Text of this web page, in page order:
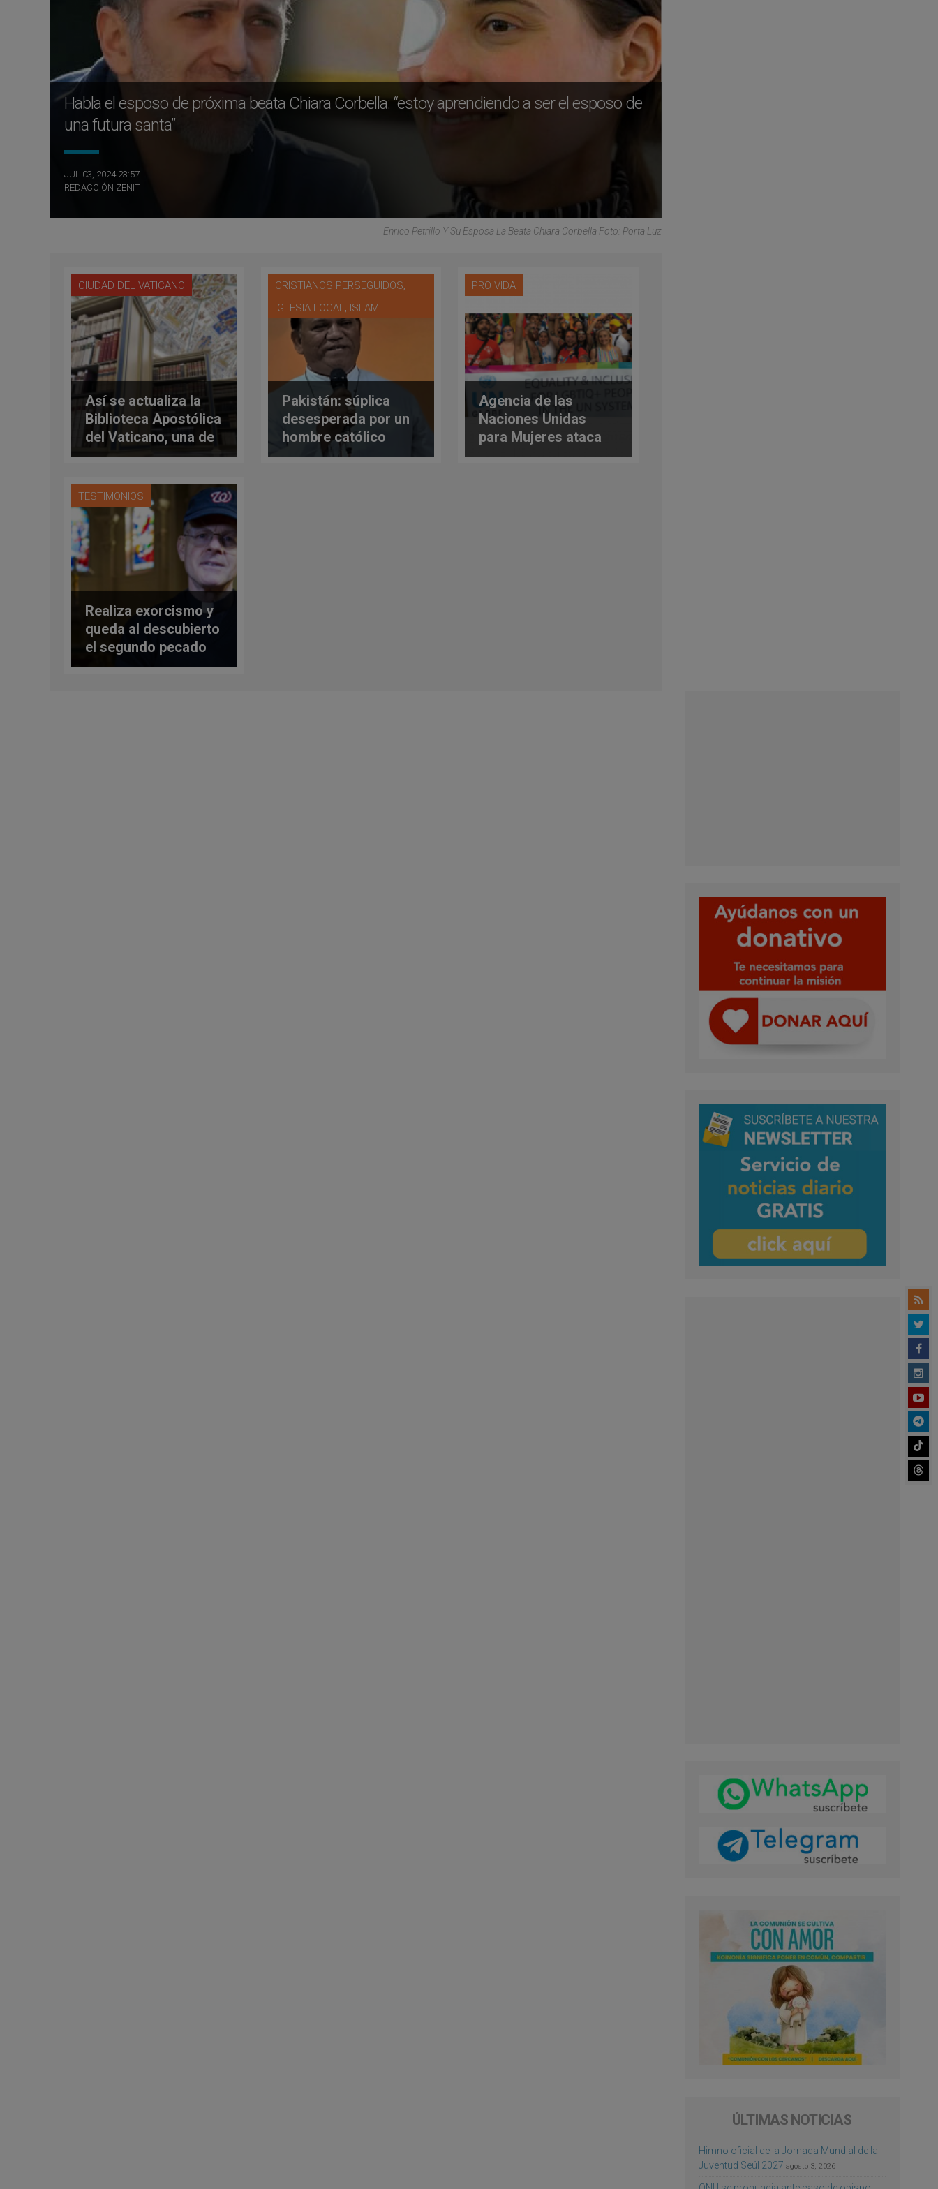
Habla el esposo de próxima beata Chiara Corbella: “estoy aprendiendo a ser el esposo de
una futura santa”
JUL 03, 2024 23:57
REDACCIÓN ZENIT
Enrico Petrillo Y Su Esposa La Beata Chiara Corbella Foto: Porta Luz
CIUDAD DEL VATICANO
Así se actualiza la
Biblioteca Apostólica
del Vaticano, una de
las más importantes
CRISTIANOS PERSEGUIDOS,
IGLESIA LOCAL, ISLAM
Pakistán: súplica
desesperada por un
hombre católico
condenado a muerte
PRO VIDA
Agencia de las
Naciones Unidas
para Mujeres ataca
grupos pro vida
TESTIMONIOS
Realiza exorcismo y
queda al descubierto
el segundo pecado
de Satanás
ÚLTIMAS NOTICIAS
Himno oficial de la Jornada Mundial de la
Juventud Seúl 2027 agosto 3, 2026